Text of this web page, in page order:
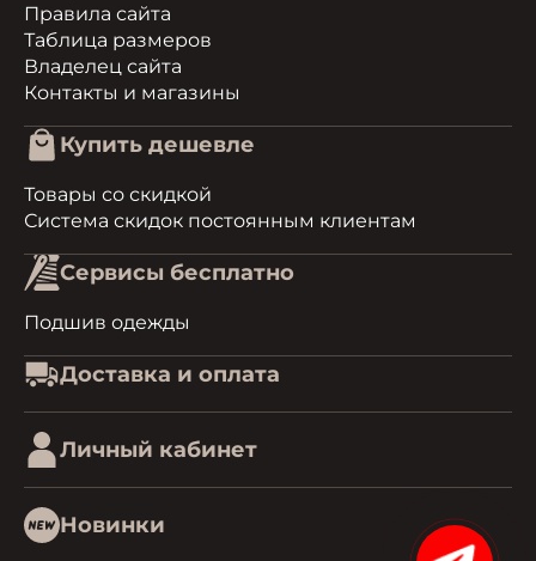
Правила сайта
Таблица размеров
Владелец сайта
Контакты и магазины
Купить дешевле
Товары со скидкой
Система скидок постоянным клиентам
Сервисы бесплатно
Подшив одежды
Доставка и оплата
Личный кабинет
Новинки